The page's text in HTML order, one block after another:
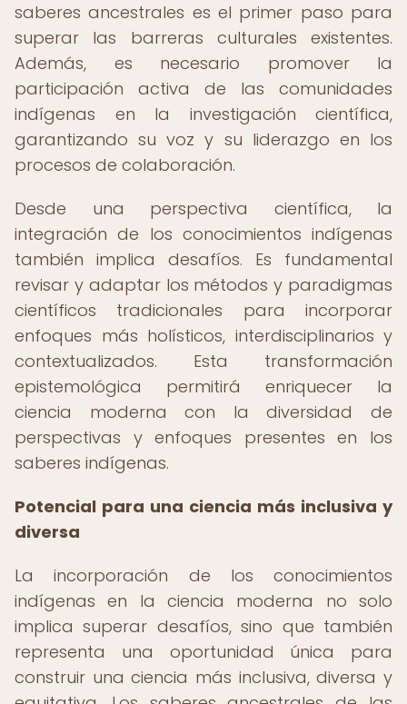
saberes ancestrales es el primer paso para
superar las barreras culturales existentes.
Además, es necesario promover la
participación activa de las comunidades
indígenas en la investigación científica,
garantizando su voz y su liderazgo en los
procesos de colaboración.
Desde una perspectiva científica, la
integración de los conocimientos indígenas
también implica desafíos. Es fundamental
revisar y adaptar los métodos y paradigmas
científicos tradicionales para incorporar
enfoques más holísticos, interdisciplinarios y
contextualizados. Esta transformación
epistemológica permitirá enriquecer la
ciencia moderna con la diversidad de
perspectivas y enfoques presentes en los
saberes indígenas.
Potencial para una ciencia más inclusiva y
diversa
La incorporación de los conocimientos
indígenas en la ciencia moderna no solo
implica superar desafíos, sino que también
representa una oportunidad única para
construir una ciencia más inclusiva, diversa y